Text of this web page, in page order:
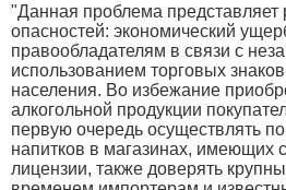
"Данная проблема
опасностей: экономический
правообладателям в связи с
использованием торговых
населения. Во избежание
алкогольной продукции
первую очередь осуществлять
напитков в магазинах, имеющих
лицензии, также доверять